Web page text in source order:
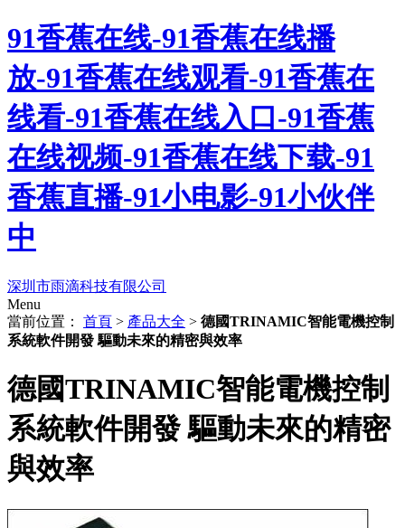
91香蕉在线-91香蕉在线播
放-91香蕉在线观看-91香蕉在
线看-91香蕉在线入口-91香蕉
在线视频-91香蕉在线下载-91
香蕉直播-91小电影-91小伙伴
中
深圳市雨滴科技有限公司
Menu
當前位置：
首頁 > 產品大全 > 德國TRINAMIC智能電機控制
系統軟件開發 驅動未來的精密與效率
德國TRINAMIC智能電機控制
系統軟件開發 驅動未來的精密
與效率